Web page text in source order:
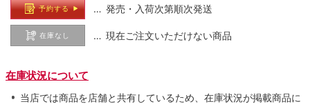
予約する … 発売・入荷次第順次発送
在庫なし … 現在ご注文いただけない商品
在庫状況について
当店では商品を店舗と共有しているため、在庫状況が掲載商品に